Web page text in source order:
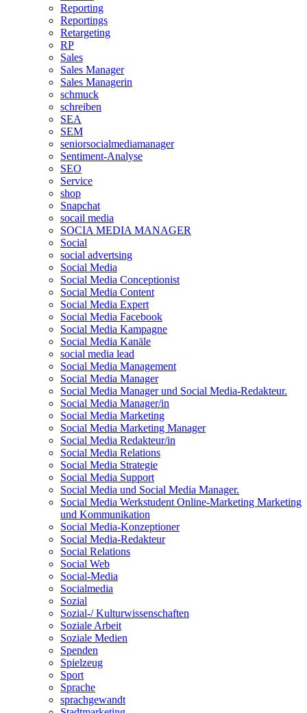
Reporting
Reportings
Retargeting
RP
Sales
Sales Manager
Sales Managerin
schmuck
schreiben
SEA
SEM
seniorsocialmediamanager
Sentiment-Analyse
SEO
Service
shop
Snapchat
socail media
SOCIA MEDIA MANAGER
Social
social advertsing
Social Media
Social Media Conceptionist
Social Media Content
Social Media Expert
Social Media Facebook
Social Media Kampagne
Social Media Kanäle
social media lead
Social Media Management
Social Media Manager
Social Media Manager und Social Media-Redakteur.
Social Media Manager/in
Social Media Marketing
Social Media Marketing Manager
Social Media Redakteur/in
Social Media Relations
Social Media Strategie
Social Media Support
Social Media und Social Media Manager.
Social Media Werkstudent Online-Marketing Marketing
und Kommunikation
Social Media-Konzeptioner
Social Media-Redakteur
Social Relations
Social Web
Social-Media
Socialmedia
Sozial
Sozial-/ Kulturwissenschaften
Soziale Arbeit
Soziale Medien
Spenden
Spielzeug
Sport
Sprache
sprachgewandt